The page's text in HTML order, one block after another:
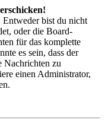
bist du nicht
oder die Board-
für das komplette
es sein, dass der
Nachrichten zu
einen Administrator,